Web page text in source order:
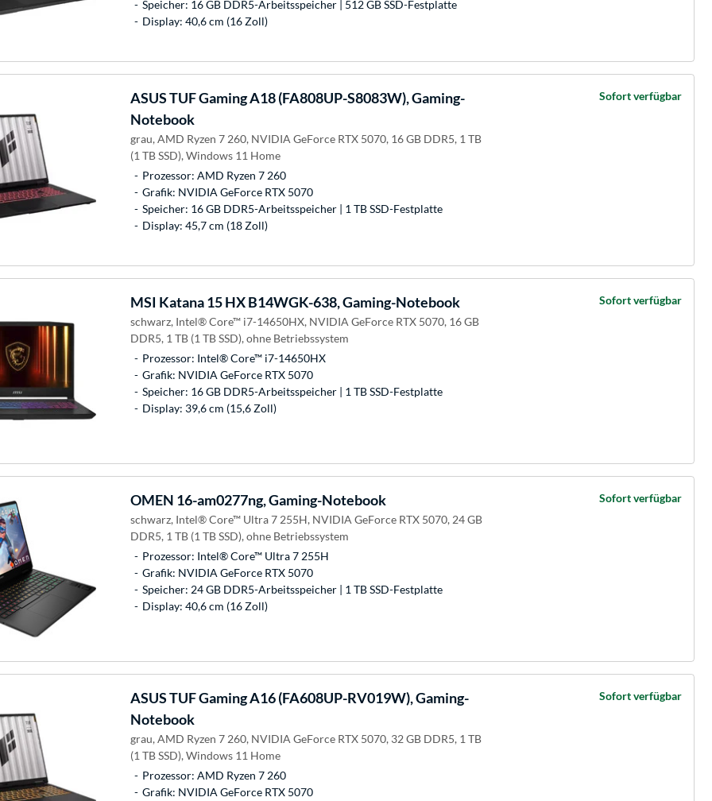
Speicher: 16 GB DDR5-Arbeitsspeicher | 512 GB SSD-Festplatte
Display: 40,6 cm (16 Zoll)
ASUSTUF Gaming A18 (FA808UP-S8083W), Gaming-
Notebook
grau, AMD Ryzen 7 260, NVIDIA GeForce RTX 5070, 16 GB DDR5, 1 TB
(1 TB SSD), Windows 11 Home
Prozessor: AMD Ryzen 7 260
Grafik: NVIDIA GeForce RTX 5070
Speicher: 16 GB DDR5-Arbeitsspeicher | 1 TB SSD-Festplatte
Display: 45,7 cm (18 Zoll)
Sofort verfügbar
MSI Katana 15 HX B14WGK-638, Gaming-Notebook
schwarz, Intel® Core™ i7-14650HX, NVIDIA GeForce RTX 5070, 16 GB
DDR5, 1 TB (1 TB SSD), ohne Betriebssystem
Prozessor: Intel® Core™ i7-14650HX
Grafik: NVIDIA GeForce RTX 5070
Speicher: 16 GB DDR5-Arbeitsspeicher | 1 TB SSD-Festplatte
Display: 39,6 cm (15,6 Zoll)
Sofort verfügbar
OMEN 16-am0277ng, Gaming-Notebook
schwarz, Intel® Core™ Ultra 7 255H, NVIDIA GeForce RTX 5070, 24 GB
DDR5, 1 TB (1 TB SSD), ohne Betriebssystem
Prozessor: Intel® Core™ Ultra 7 255H
Grafik: NVIDIA GeForce RTX 5070
Speicher: 24 GB DDR5-Arbeitsspeicher | 1 TB SSD-Festplatte
Display: 40,6 cm (16 Zoll)
Sofort verfügbar
ASUSTUF Gaming A16 (FA608UP-RV019W), Gaming-
Notebook
grau, AMD Ryzen 7 260, NVIDIA GeForce RTX 5070, 32 GB DDR5, 1 TB
(1 TB SSD), Windows 11 Home
Prozessor: AMD Ryzen 7 260
Grafik: NVIDIA GeForce RTX 5070
Sofort verfügbar